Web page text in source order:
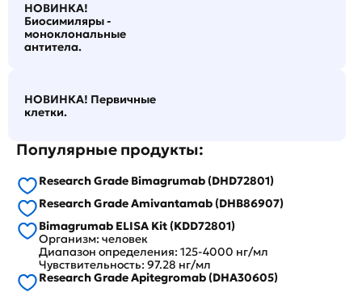
НОВИНКА!
Биосимиляры -
моноклональные
антитела.
НОВИНКА! Первичные
клетки.
Популярные продукты:
Research Grade Bimagrumab (DHD72801)
Research Grade Amivantamab (DHB86907)
Bimagrumab ELISA Kit (KDD72801)
Организм: человек
Диапазон определения: 125-4000 нг/мл
Чувствительность: 97.28 нг/мл
Research Grade Apitegromab (DHA30605)